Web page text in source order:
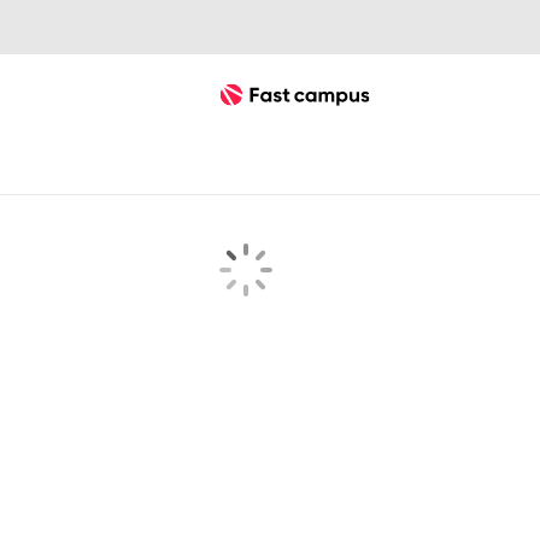
Fast Campus
searchKeyword 검색결과 페